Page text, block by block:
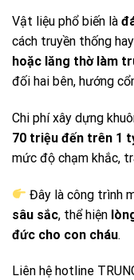
Vật liệu phổ biến là
cách truyền thống
hoặc lăng thờ làm
đối hai bên, hướng
Chi phí xây dựng
70 triệu đến trên 1
mức độ chạm khắc,
Đây là công trình
sâu sắc, thể hiện
đức cho con cháu.
Liên hệ hotline